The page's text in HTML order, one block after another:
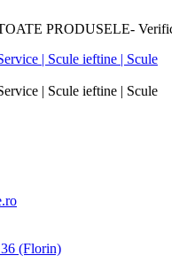
PRODUSELE- Verificati si
(Florin)